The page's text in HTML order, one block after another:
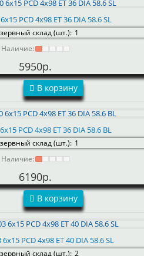
PCD 4x98 ET 36 DIA 58.6 SL
склад (шт.): 1
Наличие:
5950р.
В корзину
PCD 4x98 ET 36 DIA 58.6 BL
склад (шт.): 1
Наличие:
6190р.
В корзину
PCD 4x98 ET 40 DIA 58.6 SL
склад (шт.): 2